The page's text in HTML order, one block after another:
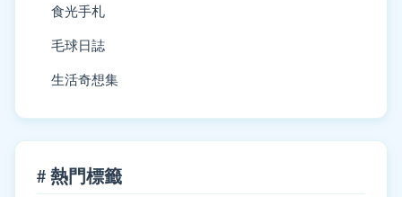
食光手札
毛球日誌
生活奇想集
# 熱門標籤